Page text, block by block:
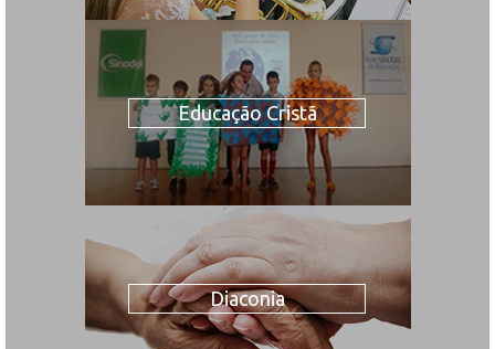
Educação Cristã
Diaconia